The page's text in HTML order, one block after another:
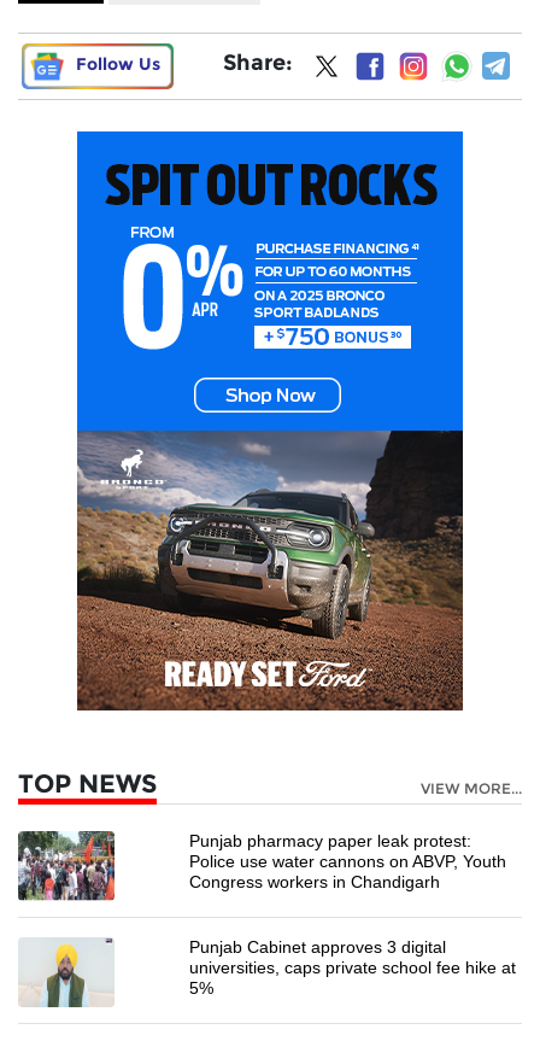
Follow Us Share:
TOP NEWS VIEW MORE...
Punjab pharmacy paper leak protest:
Police use water cannons on ABVP, Youth
Congress workers in Chandigarh
Punjab Cabinet approves 3 digital
universities, caps private school fee hike at
5%